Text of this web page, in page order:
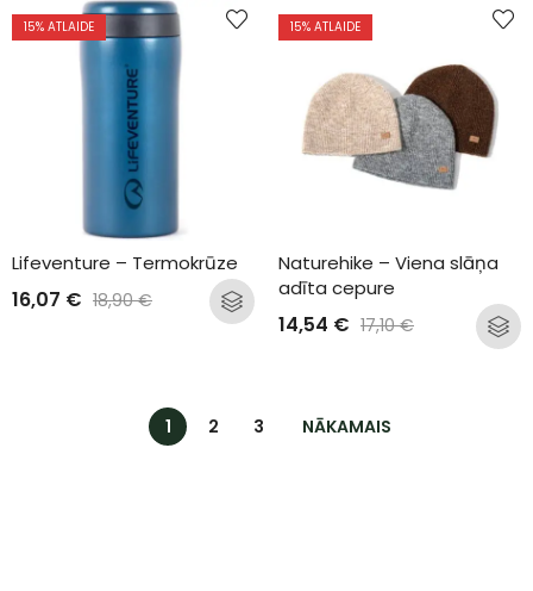
15% ATLAIDE
Lifeventure – Termokrūze
16,07 € 18,90€
15% ATLAIDE
Naturehike – Viena slāņa
adīta cepure
14,54 € 17,10€
1 2 3 NĀKAMAIS